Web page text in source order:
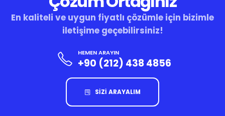
En kaliteli ve uygun fiyatlı çözümle için bizimle
iletişime geçebilirsiniz!
HEMEN ARAYIN
+90 (212) 438 4856
SİZİ ARAYALIM